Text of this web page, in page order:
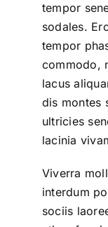
tempor
sodales.
tempor
commodo,
lacus
dis montes
ultricies
lacinia
Viverra
interdum
sociis